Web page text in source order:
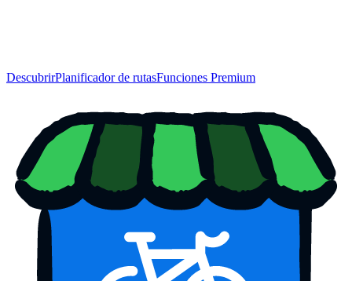
DescubrirPlanificador de rutasFunciones Premium